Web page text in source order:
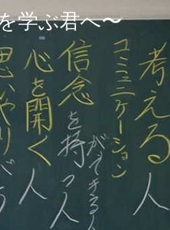
学ぶ君へ〜